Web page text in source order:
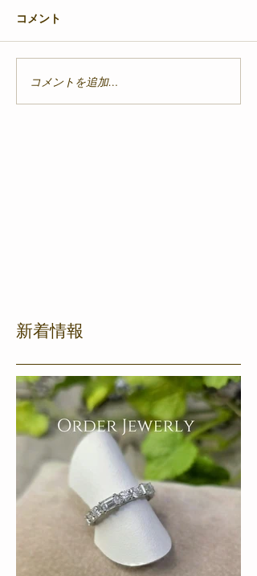
コメント
コメントを追加…
新着情報